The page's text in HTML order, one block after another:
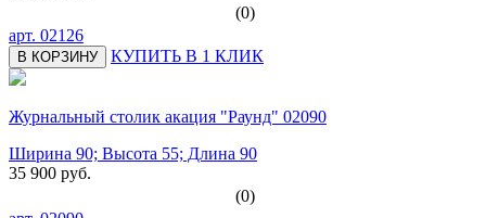
(0)
арт. 02126
В КОРЗИНУ КУПИТЬ В 1 КЛИК
Журнальный столик акация "Раунд" 02090
Ширина 90; Высота 55; Длина 90
35 900 руб.
(0)